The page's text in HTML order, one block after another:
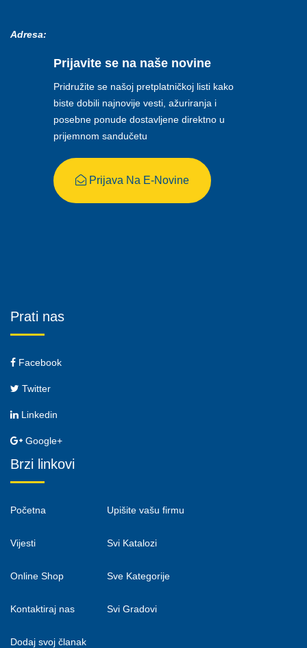
Adresa:
Prijavite se na naše novine
Pridružite se našoj pretplatničkoj listi kako
biste dobili najnovije vesti, ažuriranja i
posebne ponude dostavljene direktno u
prijemnom sandučetu
Prijava Na E-Novine
Prati nas
Facebook
Twitter
Linkedin
Google+
Brzi linkovi
Početna
Vijesti
Online Shop
Kontaktiraj nas
Dodaj svoj članak
Upišite vašu firmu
Svi Katalozi
Sve Kategorije
Svi Gradovi